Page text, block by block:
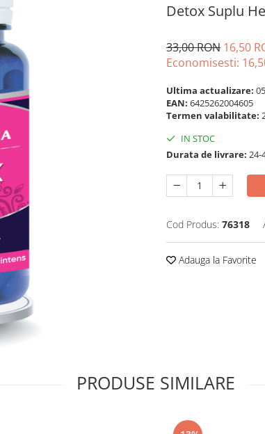
Detox Suplu
33,00 RON 16,50
Economisesti:
Ultima actualizare:
EAN: 6425262004605
Termen valabilitate:
IN STOC
Durata de livrare: 24-
Cod Produs: 76318
Adauga la Favorite
PRODUSE SIMILARE